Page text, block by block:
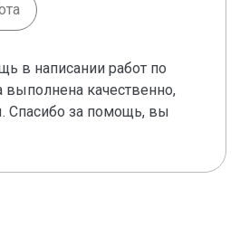
в написании работ по
выполнена качественно,
Спасибо за помощь, вы